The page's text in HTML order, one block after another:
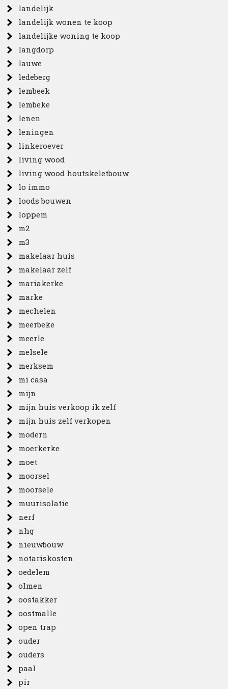
landelijk
landelijk wonen te koop
landelijke woning te koop
langdorp
lauwe
ledeberg
lembeek
lembeke
lenen
leningen
linkeroever
living wood
living wood houtskeletbouw
lo immo
loods bouwen
loppem
m2
m3
makelaar huis
makelaar zelf
mariakerke
marke
mechelen
meerbeke
meerle
melsele
merksem
mi casa
mijn
mijn huis verkoop ik zelf
mijn huis zelf verkopen
modern
moerkerke
moet
moorsel
moorsele
muurisolatie
nerf
nhg
nieuwbouw
notariskosten
oedelem
olmen
oostakker
oostmalle
open trap
ouder
ouders
paal
pir